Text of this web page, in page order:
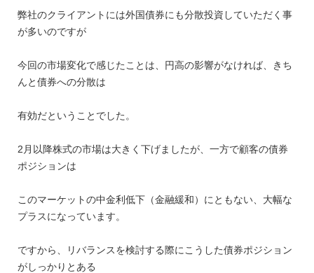
弊社のクライアントには外国債券にも分散投資していただく事
が多いのですが
今回の市場変化で感じたことは、円高の影響がなければ、きち
んと債券への分散は
有効だということでした。
2月以降株式の市場は大きく下げましたが、一方で顧客の債券
ポジションは
このマーケットの中金利低下（金融緩和）にともない、大幅な
プラスになっています。
ですから、リバランスを検討する際にこうした債券ポジション
がしっかりとある